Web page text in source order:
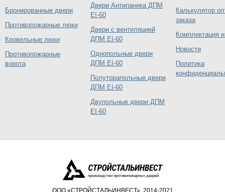
Бронированные двери
Противопожарные люки
Кровельные люки
Противопожарные
ворота
Двери Антипаника ДПМ
EI-60
Двери с вентиляцией
ДПМ EI-60
Однопольные двери
ДПМ EI-60
Полуторапольные двери
ДПМ EI-60
Двупольные двери ДПМ
EI-60
Калькулятор
заказа
Комплектация
Новости
Политика
производство противопожарных дверей
ООО «СТРОЙСТАЛЬИНВЕСТ», 2014-2021